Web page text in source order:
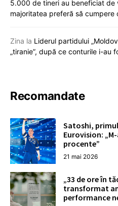
5.000 de tineri au beneficiat
majoritatea preferă să cumpere
Zina la Liderul partidului
„tiranie”, după ce conturile i-au
Recomandate
Satoshi,
Eurovision:
procente”
21 mai 2026
„33 de ore în
transformat
performance